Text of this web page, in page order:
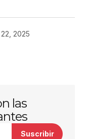
2025
no será
están
las
Suscribir